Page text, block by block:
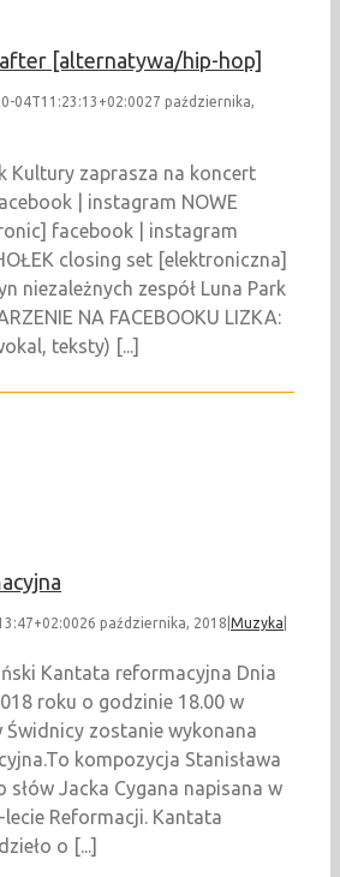
[alternatywa/hip-hop]
04T11:23:13+02:0027 października,
Kultury zaprasza na koncert
| instagram NOWE
facebook | instagram
closing set [elektroniczna]
niezależnych zespół Luna Park
NA FACEBOOKU LIZKA:
teksty) [...]
26 października, 2018 Muzyka
Kantata reformacyjna Dnia
roku o godzinie 18.00 w
Świdnicy zostanie wykonana
kompozycja Stanisława
słów Jacka Cygana napisana w
Reformacji. Kantata
o [...]